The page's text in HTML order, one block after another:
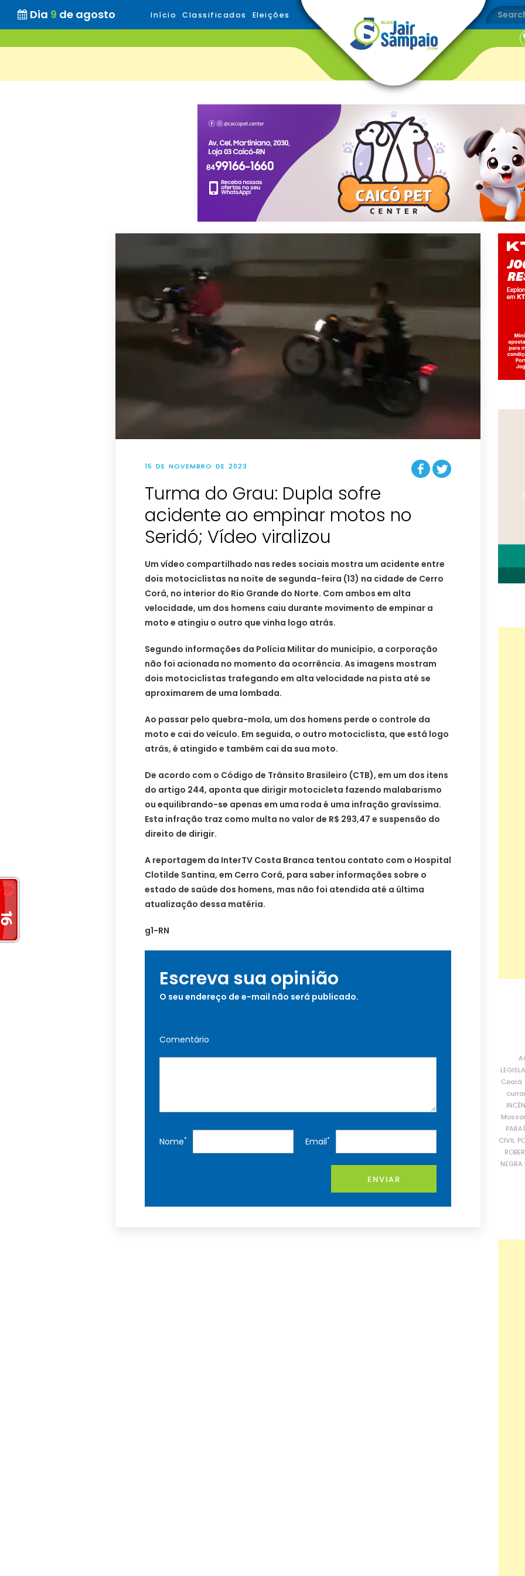
Dia 9 de agosto Início Classificados Eleições
15 DE NOVEMBRO DE 2023
Turma do Grau: Dupla sofre
acidente ao empinar motos no
Seridó; Vídeo viralizou
Um vídeo compartilhado nas redes sociais mostra um acidente entre
dois motociclistas na noite de segunda-feira (13) na cidade de Cerro
Corá, no interior do Rio Grande do Norte. Com ambos em alta
velocidade, um dos homens caiu durante movimento de empinar a
moto e atingiu o outro que vinha logo atrás.
Segundo informações da Polícia Militar do município, a corporação
não foi acionada no momento da ocorrência. As imagens mostram
dois motociclistas trafegando em alta velocidade na pista até se
aproximarem de uma lombada.
Ao passar pelo quebra-mola, um dos homens perde o controle da
moto e cai do veículo. Em seguida, o outro motociclista, que está logo
atrás, é atingido e também cai da sua moto.
De acordo com o Código de Trânsito Brasileiro (CTB), em um dos itens
do artigo 244, aponta que dirigir motocicleta fazendo malabarismo
ou equilibrando-se apenas em uma roda é uma infração gravíssima.
Esta infração traz como multa no valor de R$ 293,47 e suspensão do
direito de dirigir.
A reportagem da InterTV Costa Branca tentou contato com o Hospital
Clotilde Santina, em Cerro Corá, para saber informações sobre o
estado de saúde dos homens, mas não foi atendida até a última
atualização dessa matéria.
g1-RN
Escreva sua opinião
O seu endereço de e-mail não será publicado.
Comentário
Nome* Email*
ENVIAR
Ceará
CIVIL
NEGRA